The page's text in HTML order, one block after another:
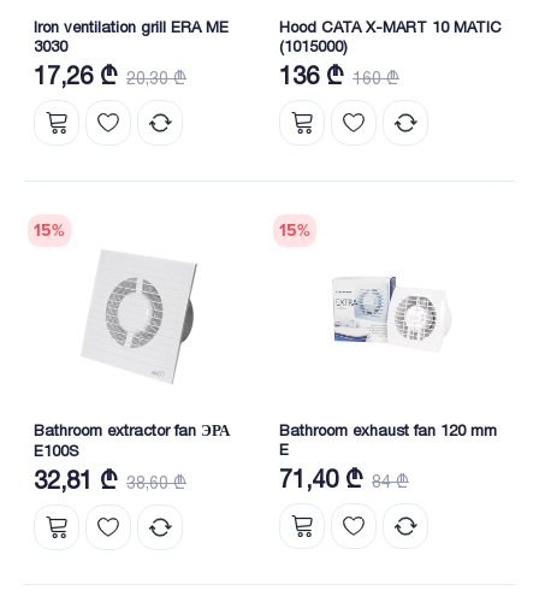
Iron ventilation grill ERA ME
3030
17,26 ₾ 20,30 ₾
Hood CATA X-MART 10 MATIC
(1015000)
136 ₾ 160 ₾
15%
Bathroom extractor fan ЭРА
E100S
32,81 ₾ 38,60 ₾
15%
Bathroom exhaust fan 120 mm
E
71,40 ₾ 84 ₾